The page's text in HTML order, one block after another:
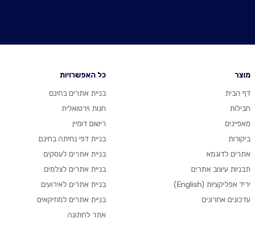
מוצר
דף הבית
חבילות
מאפיינים
ביקורות
אתרים לדוגמא
תבניות עיצוב אתרים
יריד אפליקציות (English)
עדכונים אחרונים
כל האפשרויות
בניית אתרים בחינם
חנות וירטואלית
רישום דומיין
בניית דפי נחיתה בחינם
בניית אתרים לעסקים
בניית אתרים לצלמים
בניית אתרים לאירועים
בניית אתרים למוזיקאים
אתר לחתונה